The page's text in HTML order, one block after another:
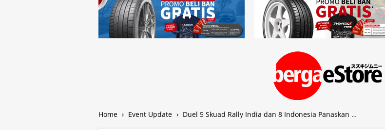
Home › Event Update › Duel 5 Skuad Rally India dan 8 Indonesia Panaskan …